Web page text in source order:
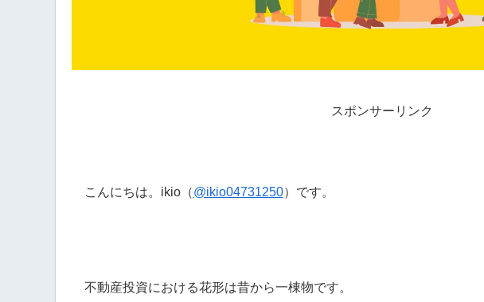
スポンサーリンク
こんにちは。ikio（@ikio04731250）です。
不動産投資における花形は昔から一棟物です。